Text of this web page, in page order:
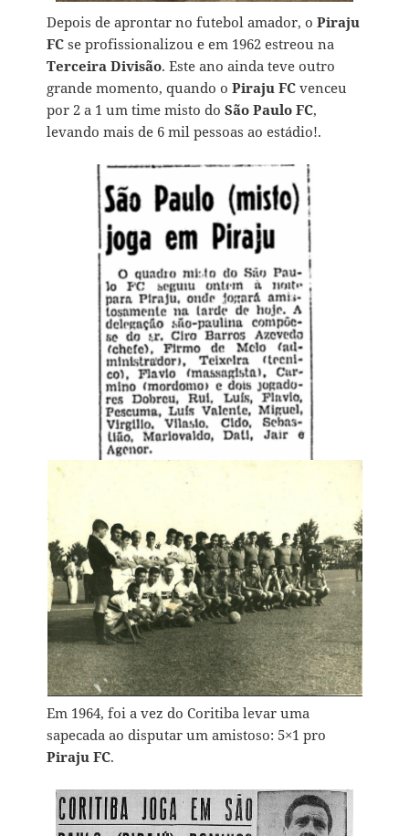
Depois de aprontar no futebol amador, oPiraju
FC se profissionalizou e em 1962 estreou na
Terceira Divisão. Este ano ainda teve outro
grande momento, quando oPiraju FC venceu
por 2 a 1 um time misto doSão Paulo FC,
levando mais de 6 mil pessoas ao estádio!.
Em 1964, foi a vez do Coritiba levar uma
sapecada ao disputar um amistoso: 5×1 pro
Piraju FC.